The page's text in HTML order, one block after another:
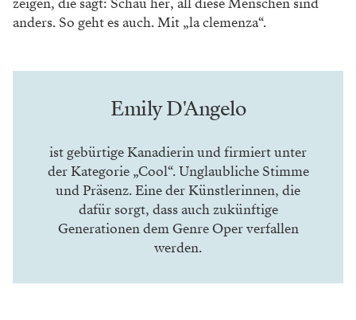
anders. So geht es auch. Mit „la clemenza“.
Emily D'Angelo
ist gebürtige Kanadierin und firmiert unter
der Kategorie „Cool“. Unglaubliche Stimme
und Präsenz. Eine der Künstlerinnen, die
dafür sorgt, dass auch zukünftige
Generationen dem Genre Oper verfallen
werden.